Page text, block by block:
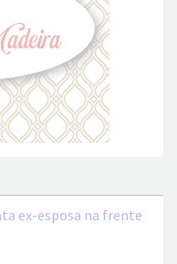
ex-esposa na frente